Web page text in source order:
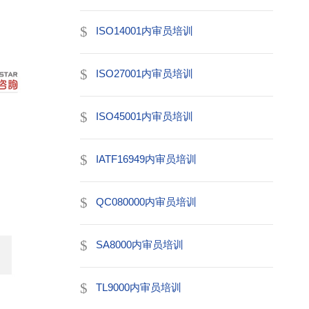
ISO14001内审员培训
ISO27001内审员培训
ISO45001内审员培训
IATF16949内审员培训
QC080000内审员培训
SA8000内审员培训
TL9000内审员培训